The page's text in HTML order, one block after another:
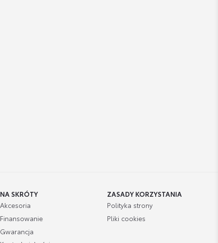
NA SKRÓTY
Akcesoria
Finansowanie
Gwarancja
ZASADY KORZYSTANIA
Polityka strony
Pliki cookies